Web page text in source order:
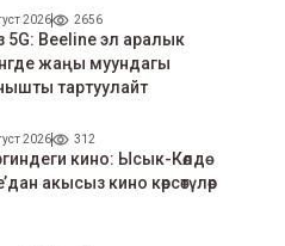
2026 2656
5G: Beeline эл аралык
жаңы муундагы
тартуулайт
2026 312
кино: Ысык-Көлдө
акысыз кино көрсөтүлөр